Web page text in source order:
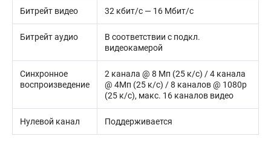
Битрейт видео 32 кбит/с — 16 Мбит/с
Битрейт аудио
В соответствии с подкл.
видеокамерой
Синхронное
воспроизведение
2 канала @ 8 Мп (25 к/с) / 4 канала
@ 4Мп (25 к/с) / 8 каналов @ 1080p
(25 к/с), макс. 16 каналов видео
Нулевой канал Поддерживается